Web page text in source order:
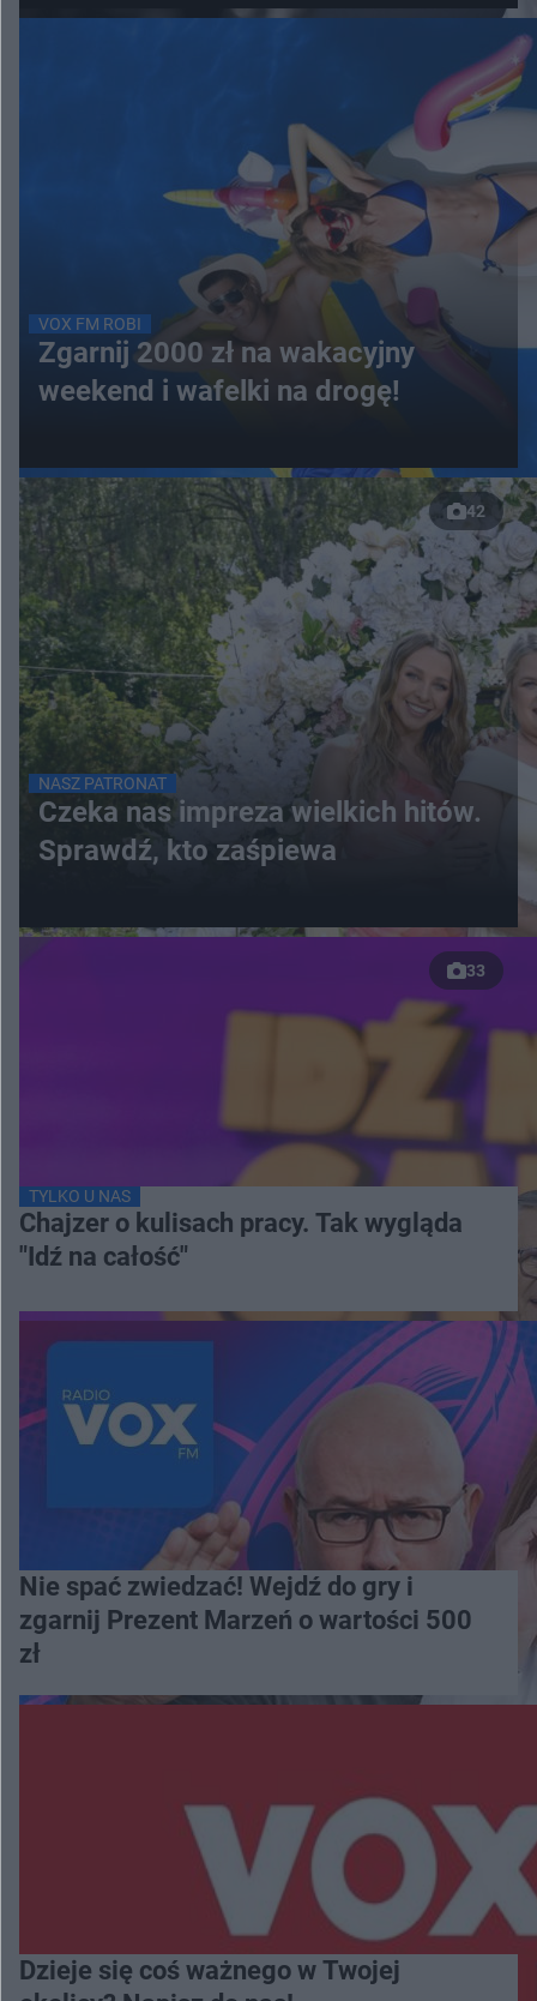
VOX FM ROBI
Zgarnij 2000 zł na wakacyjny
weekend i wafelki na drogę!
42
NASZ PATRONAT
Czeka nas impreza wielkich hitów.
Sprawdź, kto zaśpiewa
33
TYLKO U NAS
Chajzer o kulisach pracy. Tak wygląda
"Idź na całość"
Nie spać zwiedzać! Wejdź do gry i
zgarnij Prezent Marzeń o wartości 500
zł
Dzieje się coś ważnego w Twojej